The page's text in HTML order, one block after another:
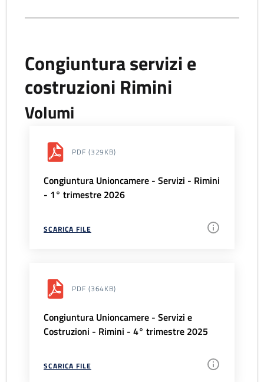
Congiuntura servizi e
costruzioni Rimini
Volumi
PDF (329KB)
Congiuntura Unioncamere - Servizi - Rimini
- 1° trimestre 2026
SCARICA FILE
PDF (364KB)
Congiuntura Unioncamere - Servizi e
Costruzioni - Rimini - 4° trimestre 2025
SCARICA FILE